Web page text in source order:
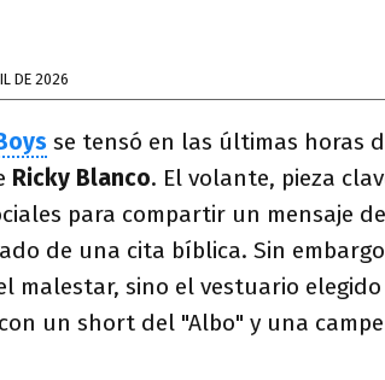
DE 2026
se tensó en las últimas horas
Ricky Blanco. El volante, pieza
para compartir un mensaje
de una cita bíblica. Sin
malestar, sino el vestuario
un short del "Albo" y una